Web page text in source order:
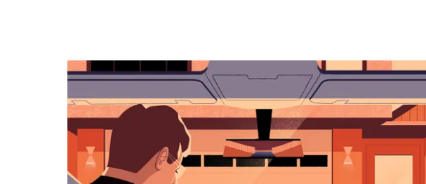
览
历
日